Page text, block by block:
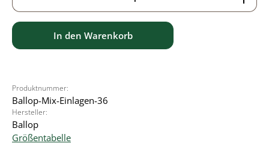
In den Warenkorb
Produktnummer:
Ballop-Mix-Einlagen-36
Hersteller:
Ballop
Größentabelle